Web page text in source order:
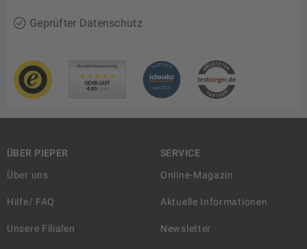
Geprüfter Datenschutz
ÜBER PIEPER
Über uns
Hilfe/ FAQ
Unsere Filialen
SERVICE
Online-Magazin
Aktuelle Informationen
Newsletter